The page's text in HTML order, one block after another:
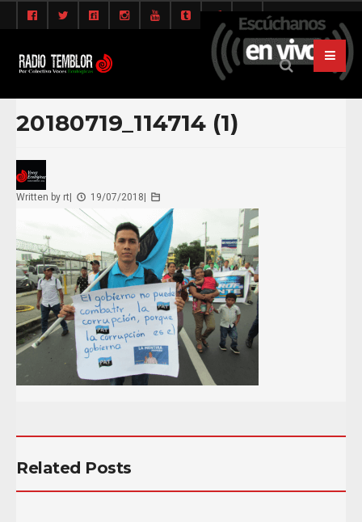
20180719_114714 (1)
Written by rt 19/07/2018
Related Posts